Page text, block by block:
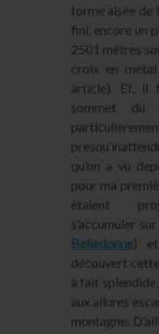
forme aisée de
fini, encore un
2501 mètres
croix en
article). Et, il
sommet du
qu’on a vu
pour ma
étaient
s’accumuler
Belledonne) et
découvert
à fait
aux allures
montagne.